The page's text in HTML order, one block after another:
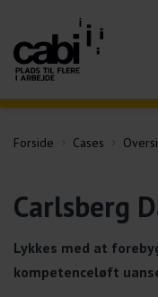
Forside Cases
Carlsberg
Lykkes med at
kompetenceløft